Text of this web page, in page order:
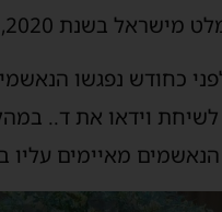
2020, במטרה לסחוט אדם אחר.
כחודש נפגשו
וידאו את ד..
מאיימים